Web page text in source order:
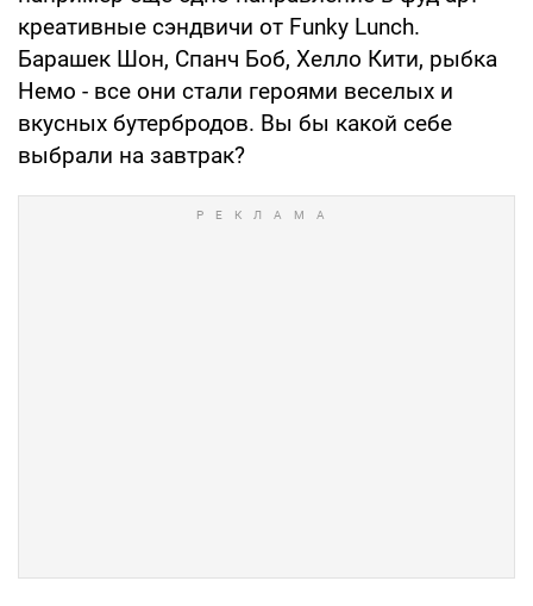
креативные сэндвичи от Funky Lunch.
Барашек Шон, Спанч Боб, Хелло Кити, рыбка
Немо - все они стали героями веселых и
вкусных бутербродов. Вы бы какой себе
выбрали на завтрак?